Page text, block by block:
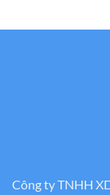
Công ty TNHH